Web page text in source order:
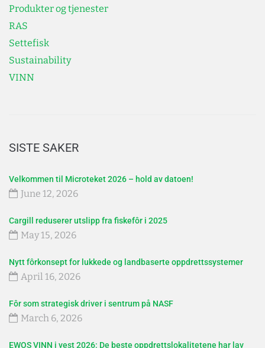
Produkter og tjenester
RAS
Settefisk
Sustainability
VINN
SISTE SAKER
Velkommen til Microteket 2026 – hold av datoen!
June 12, 2026
Cargill reduserer utslipp fra fiskefôr i 2025
May 15, 2026
Nytt fôrkonsept for lukkede og landbaserte oppdrettssystemer
April 16, 2026
Fôr som strategisk driver i sentrum på NASF
March 6, 2026
EWOS VINN i vest 2026: De beste oppdrettslokalitetene har lav